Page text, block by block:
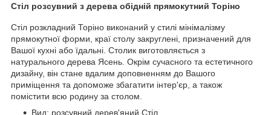
Стіл розсувний з дерева обідній прямокутний Торіно
Стіл розкладний Торіно виконаний у стилі мінімалізму
прямокутної форми, краї столу закруглені, призначений для
Вашої кухні або їдальні. Столик виготовляється з
натурального дерева Ясень. Окрім сучасного та естетичного
дизайну, він стане вдалим доповненням до Вашого
приміщення та допоможе збагатити інтер'єр, а також
помістити всю родину за столом.
Вид: розсувний дерев'яний Стіл